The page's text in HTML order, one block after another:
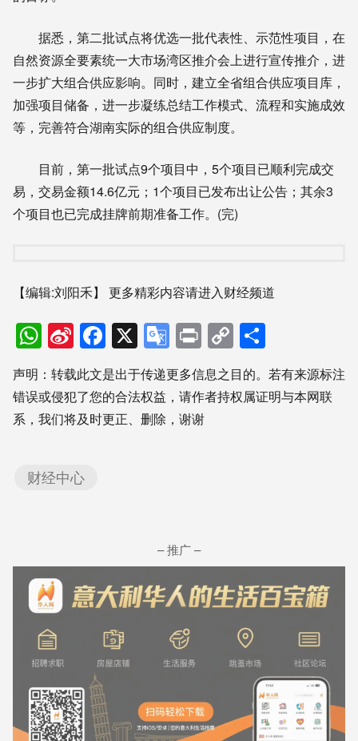
据悉，第二批试点将优选一批代表性、示范性项目，在
自然资源全要素统一大市场湾区推介会上进行宣传推介，进
一步扩大组合供应影响。同时，建立全省组合供应项目库，
加强项目储备，进一步凝练总结工作模式、流程和实施成效
等，完善符合湖南实际的组合供应制度。
目前，第一批试点9个项目中，5个项目已顺利完成交
易，交易金额14.6亿元；1个项目已发布出让公告；其余3
个项目也已完成挂牌前期准备工作。(完)
【编辑:刘阳禾】 更多精彩内容请进入财经频道
WhatsApp
Sina
Weibo
Facebook
X Google
Translate
PrintCopy
Link享
声明：转载此文是出于传递更多信息之目的。若有来源标注
错误或侵犯了您的合法权益，请作者持权属证明与本网联
系，我们将及时更正、删除，谢谢
财经中心
– 推广 –